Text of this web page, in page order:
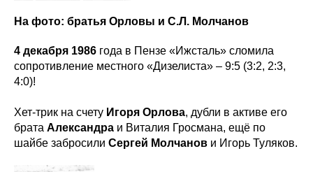
На фото: братья Орловы и С.Л. Молчанов
4 декабря 1986 года в Пензе «Ижсталь» сломила
сопротивление местного «Дизелиста» – 9:5 (3:2, 2:3,
4:0)!
Хет-трик на счету Игоря Орлова, дубли в активе его
брата Александра и Виталия Гросмана, ещё по
шайбе забросили Сергей Молчанов и Игорь Туляков.